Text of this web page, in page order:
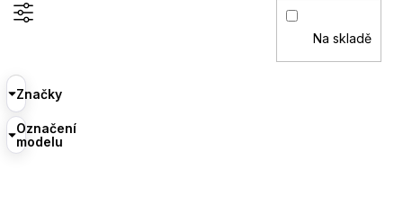
Na skladě
Značky
Označení
modelu